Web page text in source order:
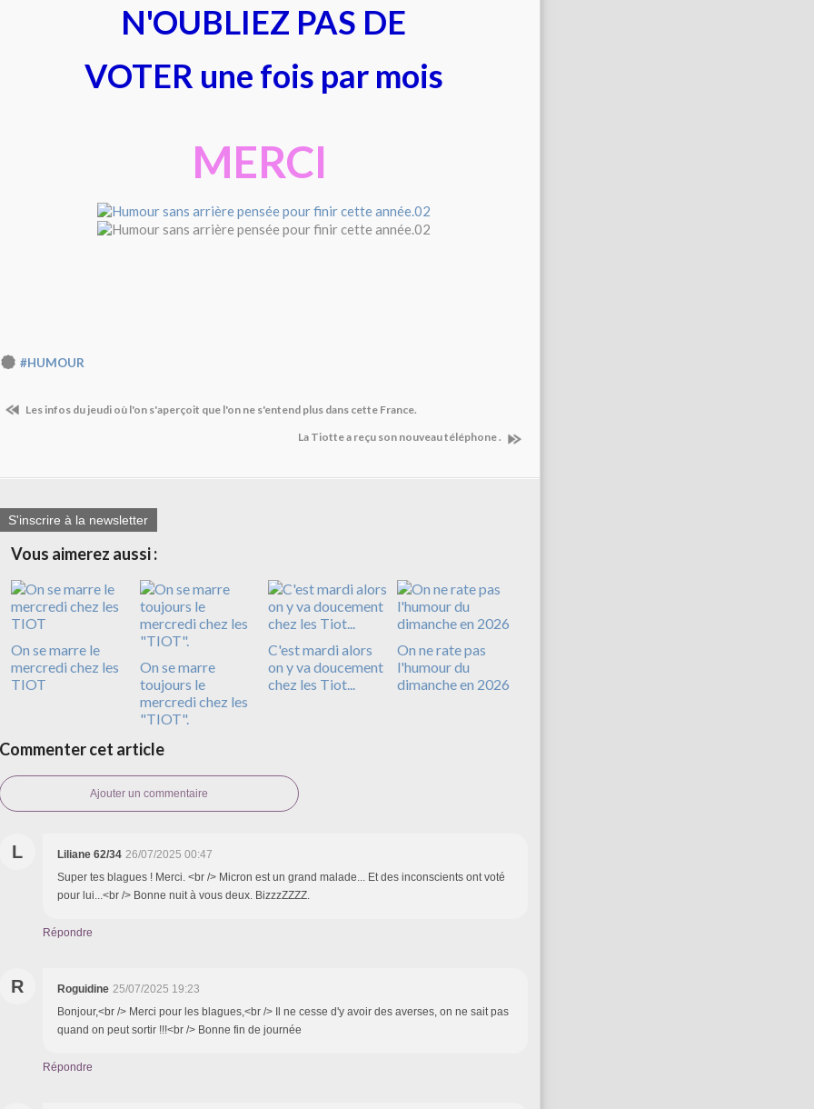
N'OUBLIEZ PAS DE
VOTER une fois par mois
MERCI
#HUMOUR
Les infos du jeudi où l'on s'aperçoit que l'on ne s'entend plus dans cette France.
La Tiotte a reçu son nouveau téléphone .
S'inscrire à la newsletter
Vous aimerez aussi :
On se marre le
mercredi chez les
TIOT
On se marre
toujours le
mercredi chez les
"TIOT".
C'est mardi alors
on y va doucement
chez les Tiot...
On ne rate pas
l'humour du
dimanche en 2026
Commenter cet article
Ajouter un commentaire
L Liliane 62/34 26/07/2025 00:47
Super tes blagues ! Merci. <br /> Micron est un grand malade... Et des inconscients ont voté
pour lui...<br /> Bonne nuit à vous deux. BizzzZZZZ.
Répondre
R Roguidine 25/07/2025 19:23
Bonjour,<br /> Merci pour les blagues,<br /> Il ne cesse d'y avoir des averses, on ne sait pas
quand on peut sortir !!!<br /> Bonne fin de journée
Répondre